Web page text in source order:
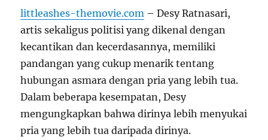
littleashes-themovie.com –Desy Ratnasari,
artis sekaligus politisi yang dikenal dengan
kecantikan dan kecerdasannya, memiliki
pandangan yang cukup menarik tentang
hubungan asmara dengan pria yang lebih tua.
Dalam beberapa kesempatan, Desy
mengungkapkan bahwa dirinya lebih menyukai
pria yang lebih tua daripada dirinya.